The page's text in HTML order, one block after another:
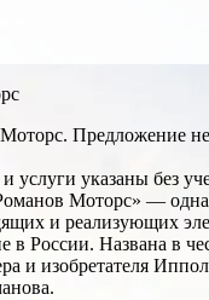
Предложение не
услуги указаны без
Моторс» —
и реализующих
в России. Названа в
и изобретателя